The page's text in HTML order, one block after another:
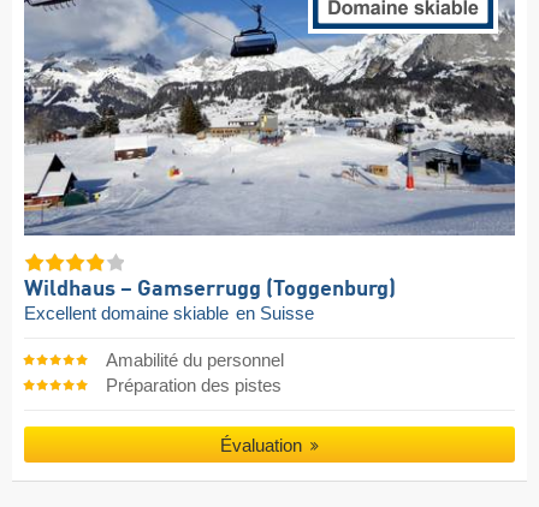
Wildhaus – Gamserrugg (Toggenburg)
Excellent domaine skiable en Suisse
Amabilité du personnel
Préparation des pistes
Évaluation